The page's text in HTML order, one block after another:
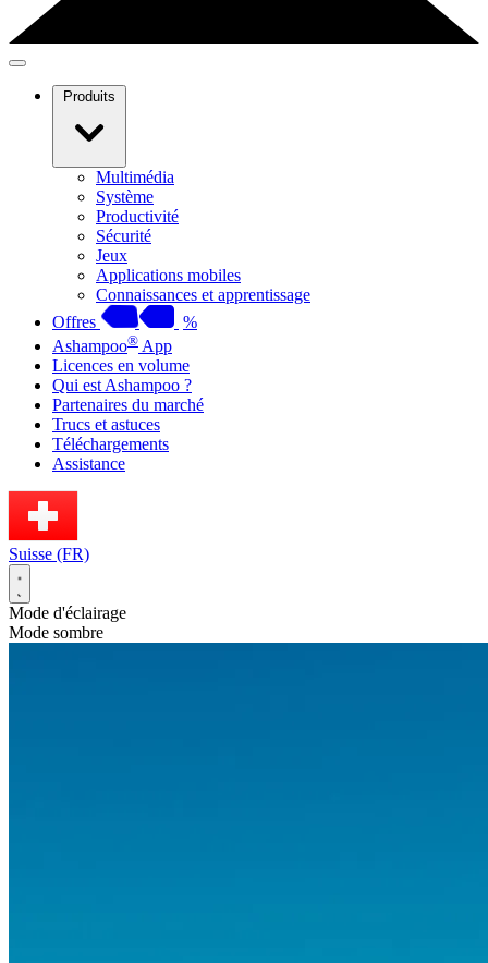
Produits
Multimédia
Système
Productivité
Sécurité
Jeux
Applications mobiles
Connaissances et apprentissage
Offres
%
Ashampoo® App
Licences en volume
Qui est Ashampoo ?
Partenaires du marché
Trucs et astuces
Téléchargements
Assistance
Suisse (FR)
Mode d'éclairage
Mode sombre